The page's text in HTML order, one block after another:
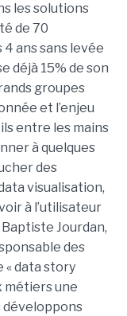
les solutions
de 70
ans sans levée
déjà 15% de son
groupes
et l’enjeu
entre les mains
à quelques
des
visualisation,
à l’utilisateur
Jourdan,
des
« data story
métiers une
développons